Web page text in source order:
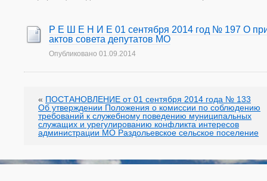
Р Е Ш Е Н И Е 01 сентября 2014 год № 197 О
актов совета депутатов МО
Опубликовано 01.09.2014
« ПОСТАНОВЛЕНИЕ от 01 сентября 2014 года № 133
Об утверждении Положения о комиссии по соблюдению
требований к служебному поведению муниципальных
служащих и урегулированию конфликта интересов
администрации МО Раздольевское сельское поселение